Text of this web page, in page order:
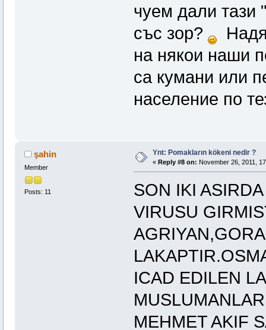
чуем дали тази
със зор?
на някои наши
са кумани или
население по
şahin
Member
Posts: 11
Ynt: Pomakların kökeni nedir ?
« Reply #8 on: November 26, 2011,
SON IKI
VIRUSU
ICAD EDILEN
MEHMET AKIF